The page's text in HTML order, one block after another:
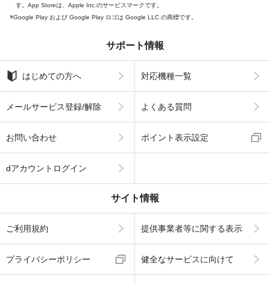
す。App Storeは、Apple Inc.のサービスマークです。
Google Play および Google Play ロゴは Google LLC の商標です。
サポート情報
はじめての方へ 対応機種一覧
メールサービス登録/解除 よくある質問
お問い合わせ ポイント表示設定
dアカウントログイン
サイト情報
ご利用規約 提供事業者等に関する表示
プライバシーポリシー 健全なサービスに向けて